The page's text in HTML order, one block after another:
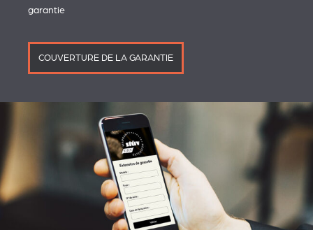
garantie
COUVERTURE DE LA GARANTIE